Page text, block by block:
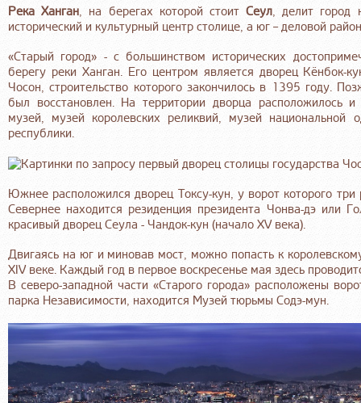
Река Ханган, на берегах которой стоитСеул, делит город
исторический и культурный центр столице, а юг – деловой
«Старый город» - с большинством исторических
берегу реки Ханган. Его центром является дворец Кёнбок-
Чосон, строительство которого закончилось в 1395 году.
был восстановлен. На территории дворца расположилось
музей, музей королевских реликвий, музей
республики.
Южнее расположился дворец Токсу-кун, у ворот которого
Севернее находится резиденция президента Чонва-дэ или
красивый дворец Сеула - Чандок-кун (начало XV века).
Двигаясь на юг и миновав мост, можно попасть к
XIV веке. Каждый год в первое воскресенье мая здесь
В северо-западной части «Старого города» расположены
парка Независимости, находится Музей тюрьмы Содэ-мун.